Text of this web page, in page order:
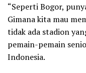
“Seperti Bogor,
Gimana kita mau
tidak ada stadion
pemain-pemain
Indonesia.